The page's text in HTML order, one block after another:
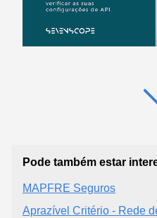
Pode também estar
MAPFRE Seguros
Aprazível Critério - Rede